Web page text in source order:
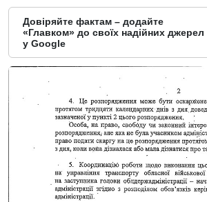
Довіряйте фактам – додайте
«Главком» до своїх надійних джерел
у Google